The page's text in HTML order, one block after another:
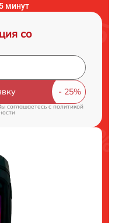
минут
со
соглашаетесь cполитикой